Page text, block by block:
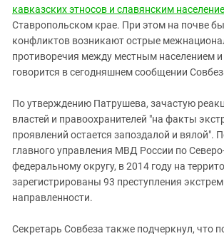
кавказских этносов и славянским
Ставропольском крае. При этом на почве
конфликтов возникают острые
противоречия между местным населением
говорится в сегодняшнем сообщении
По утверждению Патрушева, зачастую
властей и правоохранителей "на факты
проявлений остается запоздалой и вялой".
главного управления МВД России по
федеральному округу, в 2014 году на
зарегистрированы 93 преступления
направленности.
Секретарь Совбеза также подчеркнул, что